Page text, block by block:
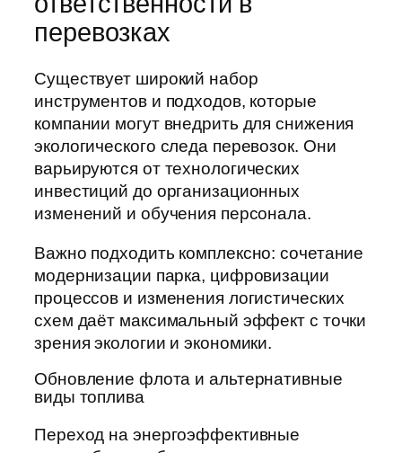
перевозках
Существует широкий набор
инструментов и подходов, которые
компании могут внедрить для снижения
экологического следа перевозок. Они
варьируются от технологических
инвестиций до организационных
изменений и обучения персонала.
Важно подходить комплексно: сочетание
модернизации парка, цифровизации
процессов и изменения логистических
схем даёт максимальный эффект с точки
зрения экологии и экономики.
Обновление флота и альтернативные
виды топлива
Переход на энергоэффективные